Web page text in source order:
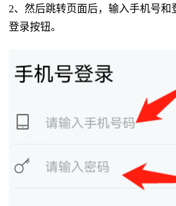
2、然后跳转页面后，输入手机号和
登录按钮。